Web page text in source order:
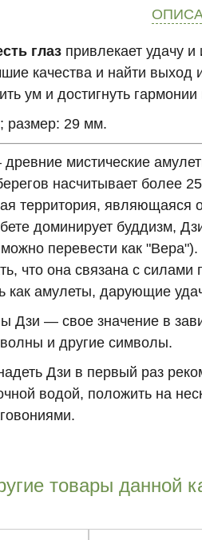
глаз привлекает удачу
качества и найти
ум и достигнуть
размер: 29 мм.
мистические
насчитывает более
территория, являющаяся
доминирует буддизм,
перевести как
что она связана с
как амулеты, дарующие
Дзи — свое значение в
и другие символы.
Дзи в первый раз
водой, положить на
товары данной